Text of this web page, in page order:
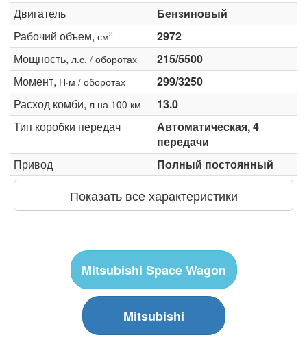
Двигатель
Бензиновый
Рабочий объем, см3
2972
Мощность, л.с. / оборотах
215/5500
Момент, Н·м / оборотах
299/3250
Расход комби, л на 100 км
13.0
Тип коробки передач
Автоматическая, 4
передачи
Привод
Полный постоянный
Показать все характеристики
Mitsubishi Space Wagon
Mitsubishi